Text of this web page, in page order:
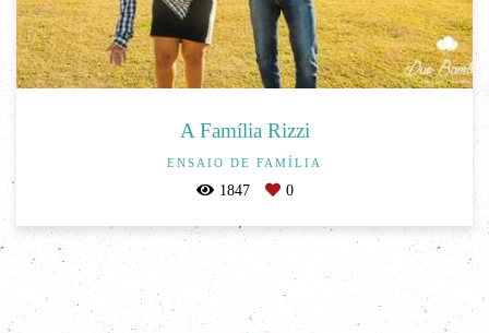
A Família Rizzi
ENSAIO DE FAMÍLIA
1847 0